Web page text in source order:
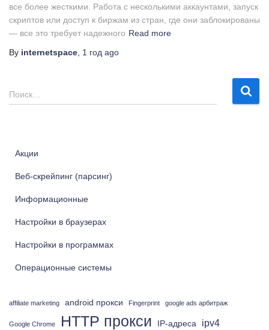
все более жесткими. Работа с несколькими аккаунтами, запуск
скриптов или доступ к биржам из стран, где они заблокированы
— все это требует надежного Read more
By internetspace 1 год ago
Н
а
Поиск…
Акции
Веб-скрейпинг (парсинг)
Информационные
Настройки в браузерах
Настройки в программах
Операционные системы
affiliate marketing android прокси Fingerprint google ads арбитраж
Google Chrome HTTP прокси IP-адреса ipv4